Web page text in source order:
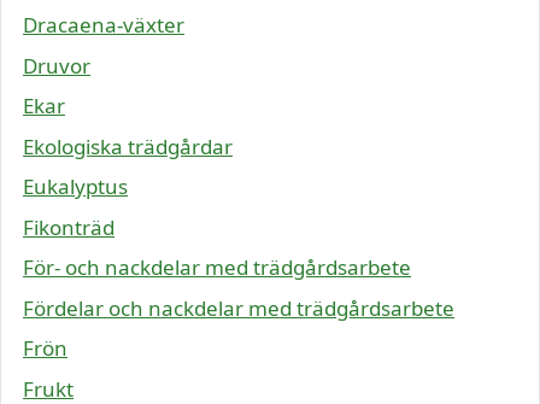
Dracaena-växter
Druvor
Ekar
Ekologiska trädgårdar
Eukalyptus
Fikonträd
För- och nackdelar med trädgårdsarbete
Fördelar och nackdelar med trädgårdsarbete
Frön
Frukt